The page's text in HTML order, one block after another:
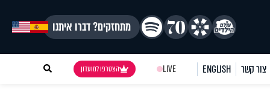
מתחזקים? דברו איתנו
צור קשר ENGLISH
LIVE הצטרפו למועדון